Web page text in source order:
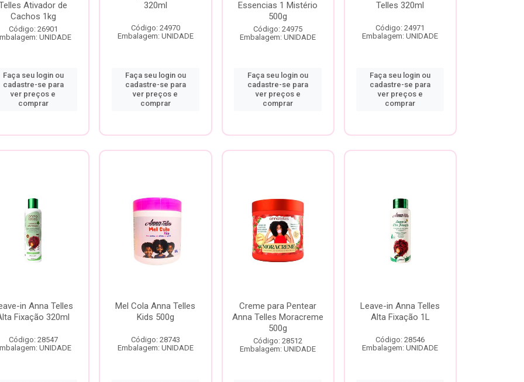
Ativador de
Cachos 1kg
Código: 26901
UNIDADE
Faça seu login ou
cadastre-se para
ver preços e
comprar
320ml
Código: 24970
Embalagem: UNIDADE
Faça seu login ou
cadastre-se para
ver preços e
comprar
Essencias 1 Mistério
500g
Código: 24975
Embalagem: UNIDADE
Faça seu login ou
cadastre-se para
ver preços e
comprar
Telles 320ml
Código: 24971
Embalagem: UNIDADE
Faça seu login ou
cadastre-se para
ver preços e
comprar
in Anna Telles
Fixação 320ml
Código: 28547
UNIDADE
Mel Cola Anna Telles
Kids 500g
Código: 28743
Embalagem: UNIDADE
Creme para Pentear
Anna Telles Moracreme
500g
Código: 28512
Embalagem: UNIDADE
Leave-in Anna Telles
Alta Fixação 1L
Código: 28546
Embalagem: UNIDADE